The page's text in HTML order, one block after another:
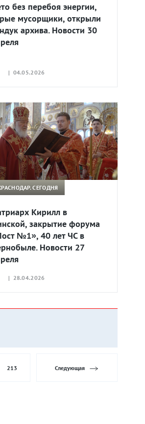
без перебоя энергии,
мусорщики, открыли
архива. Новости 30
| 04.05.2026
СЕГОДНЯ
Кирилл в
закрытие форума
№1», 40 лет ЧС в
Новости 27
| 28.04.2026
213 Следующая